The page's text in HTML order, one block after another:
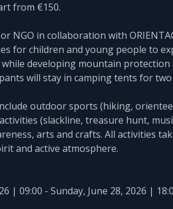
from €150.
NGO in collaboration with
for children and young people to
developing mountain
will stay in camping tents for
outdoor sports (hiking,
(slackline, treasure hunt,
arts and crafts. All activities
and active atmosphere.
| 09:00 - Sunday, June 28, 2026 |